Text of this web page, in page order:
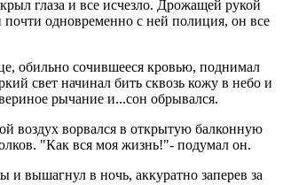
глаза и все исчезло. Дрожащей рукой
одновременно с ней полиция, он все
обильно сочившееся кровью, поднимал
свет начинал бить сквозь кожу в небо и
рычание и...сон обрывался.
воздух ворвался в открытую балконную
"Как вся моя жизнь!"- подумал он.
и вышагнул в ночь, аккуратно заперев за